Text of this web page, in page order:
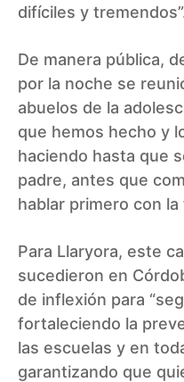
difíciles y
De manera pública,
por la noche se
abuelos de la
que hemos hecho y
haciendo hasta que
padre, antes que
hablar primero con la
Para Llaryora, este
sucedieron en
de inflexión para
fortaleciendo la
las escuelas y en
garantizando que